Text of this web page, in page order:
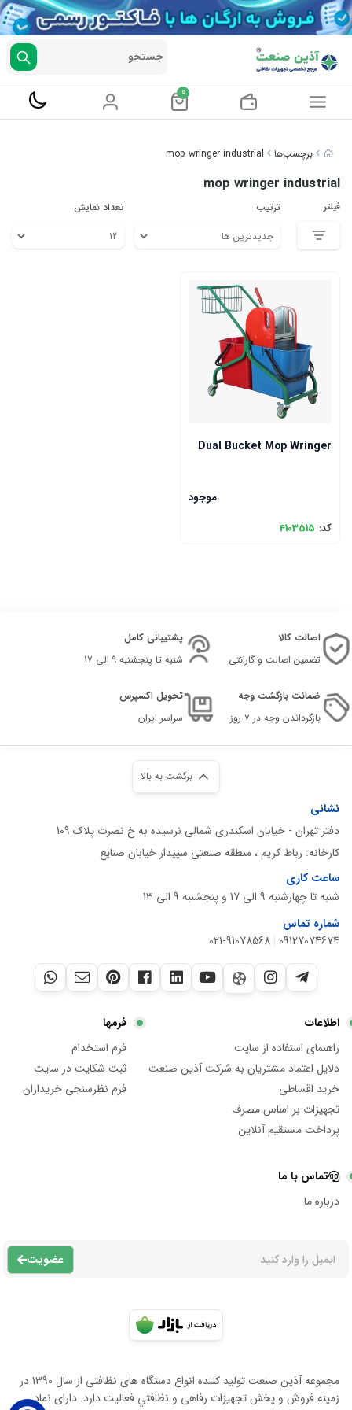
برچسب‌ها mop wringer industrial
mop wringer industrial
فیلتر ترتیب تعداد نمایش
Dual Bucket Mop Wringer
موجود
کد: 4103515
اصالت کالا
تضمین اصالت و گارانتی
پشتیبانی کامل
شنبه تا پنجشنبه 9 الی 17
ضمانت بازگشت وجه
بازگرداندن وجه در ۷ روز
تحویل اکسپرس
سراسر ایران
برگشت به بالا
نشانی
دفتر تهران - خیابان اسکندری شمالی نرسیده به خ نصرت پلاک 109
کارخانه: رباط کریم ، منطقه صنعتی سپیدار خیابان صنایع
ساعت کاری
شنبه تا چهارشنبه 9 الی 17 و پنجشنبه 9 الی 13
شماره تماس
09127074674
|
021-91078568
اطلاعات
راهنمای استفاده از سایت
دلایل اعتماد مشتریان به شرکت آذین صنعت
خرید اقساطی
تجهیزات بر اساس مصرف
پرداخت مستقیم آنلاین
فرمها
فرم استخدام
ثبت شکایت در سایت
فرم نظرسنجی خریداران
تماس با ما
درباره ما
عضویت
مجموعه آذين صنعت توليد كننده انواع دستگاه هاى نظافتى از سال 1390 در
زمينه فروش و پخش تجهيزات رفاهى و نظافتي فعاليت دارد. داراى نماد
جستجو
0